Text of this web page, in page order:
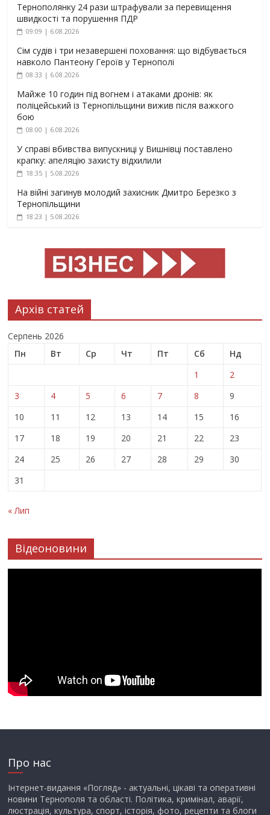
Тернополянку 24 рази штрафували за перевищення
швидкості та порушення ПДР
09:09 | 6.08.2026
Сім судів і три незавершені поховання: що відбувається
навколо Пантеону Героїв у Тернополі
08:33 | 6.08.2026
Майже 10 годин під вогнем і атаками дронів: як
поліцейський із Тернопільщини вижив після важкого
бою
08:00 | 6.08.2026
У справі вбивства випускниці у Вишнівці поставлено
крапку: апеляцію захисту відхилили
18:35 | 5.08.2026
На війні загинув молодий захисник Дмитро Березко з
Тернопільщини
18:23 | 5.08.2026
Архів статей
Серпень 2026
Пн
Вт Ср Чт Пт Сб
Нд
1
2
3
4 5 6 7 8
9
10
11 12 13 14 15
16
17
18 19 20 21 22
23
24
25 26 27 28 29
30
31
« Лип
Відеоновини
Про нас
Інтернет-видання «Погляд» - актуальні, цікаві та оперативні
новини Тернополя та області. Політика, кримінал, аварії,
люстрація, культура, спорт, історія, фото, рецепти та блоги